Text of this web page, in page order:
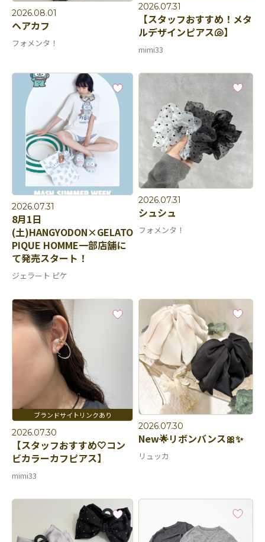
2026.08.01
ヘアカフ
フォメンタ！
2026.07.31
【スタッフおすすめ！メタ
ルデザインピアス🐚】
mimi33
2026.07.31
8月1日
(土)HANGYODON×GELATO
PIQUE HOMME一部店舗に
て発売スタート！
ジェラート ピケ
2026.07.31
シュシュ
フォメンタ！
2026.07.30
【スタッフおすすめ🤍コン
ビカラーカフピアス】
mimi33
2026.07.30
New🌟リボンバンス🎀✨
リュッカ